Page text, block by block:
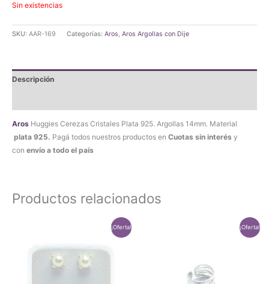
Sin existencias
SKU: AAR-169 Categorías: Aros, Aros Argollas con Dije
Descripción
Aros Huggies Cerezas Cristales Plata 925. Argollas 14mm. Material
plata 925. Pagá todos nuestros productos en Cuotas sin interés y
con envío a todo el país
Productos relacionados
¡Oferta! ¡Oferta!